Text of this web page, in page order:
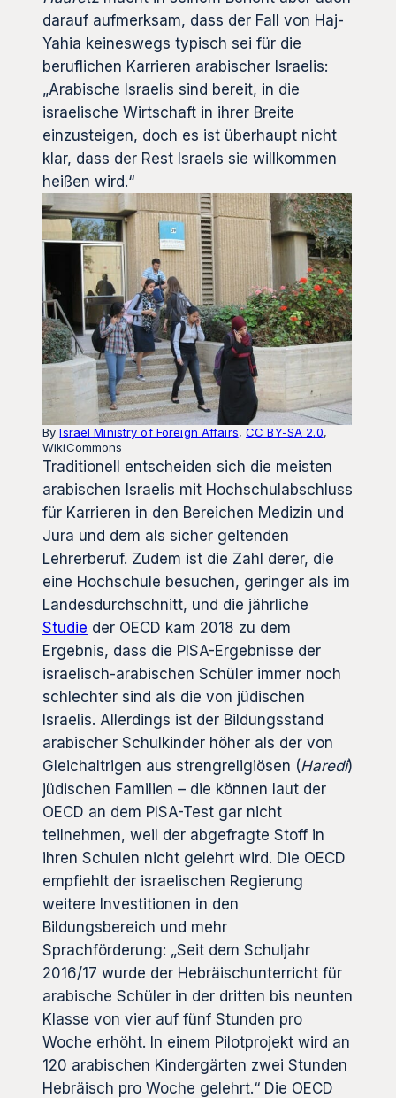
darauf aufmerksam, dass der Fall von Haj-
Yahia keineswegs typisch sei für die
beruflichen Karrieren arabischer Israelis:
„Arabische Israelis sind bereit, in die
israelische Wirtschaft in ihrer Breite
einzusteigen, doch es ist überhaupt nicht
klar, dass der Rest Israels sie willkommen
heißen wird.“
ByIsrael Ministry of Foreign Affairs,CC BY-SA 2.0,
WikiCommons
Traditionell entscheiden sich die meisten
arabischen Israelis mit Hochschulabschluss
für Karrieren in den Bereichen Medizin und
Jura und dem als sicher geltenden
Lehrerberuf. Zudem ist die Zahl derer, die
eine Hochschule besuchen, geringer als im
Landesdurchschnitt, und die jährliche
Studie der OECD kam 2018 zu dem
Ergebnis, dass die PISA-Ergebnisse der
israelisch-arabischen Schüler immer noch
schlechter sind als die von jüdischen
Israelis. Allerdings ist der Bildungsstand
arabischer Schulkinder höher als der von
Gleichaltrigen aus strengreligiösen (Haredi)
jüdischen Familien – die können laut der
OECD an dem PISA-Test gar nicht
teilnehmen, weil der abgefragte Stoff in
ihren Schulen nicht gelehrt wird. Die OECD
empfiehlt der israelischen Regierung
weitere Investitionen in den
Bildungsbereich und mehr
Sprachförderung: „Seit dem Schuljahr
2016/17 wurde der Hebräischunterricht für
arabische Schüler in der dritten bis neunten
Klasse von vier auf fünf Stunden pro
Woche erhöht. In einem Pilotprojekt wird an
120 arabischen Kindergärten zwei Stunden
Hebräisch pro Woche gelehrt.“ Die OECD